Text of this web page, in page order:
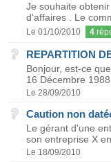
Je souhaite
d'affaires . Le
Le 01/10/2010 4
REPARTITION
Bonjour, est-ce
16 Décembre
Le 28/09/2010
Caution non
Le gérant d'une
son entreprise X
Le 18/09/2010